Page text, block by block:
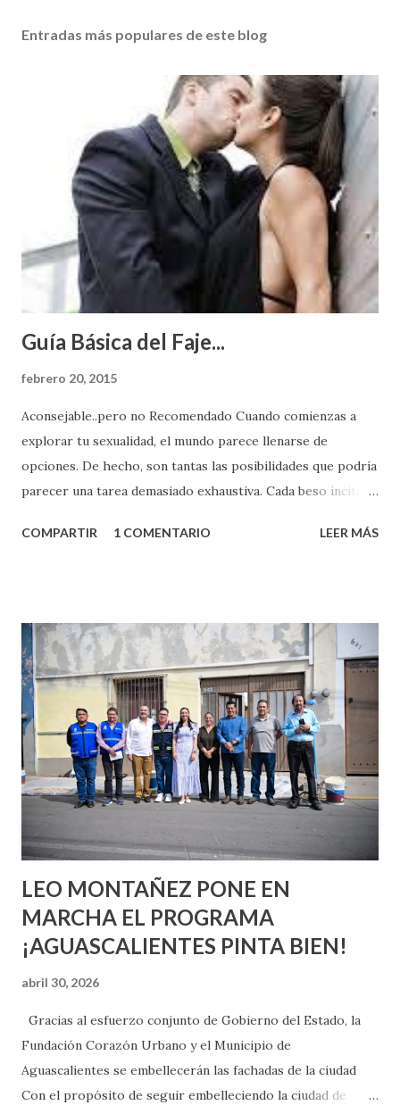
Entradas más populares de este blog
Guía Básica del Faje...
febrero 20, 2015
Aconsejable..pero no Recomendado Cuando comienzas a
explorar tu sexualidad, el mundo parece llenarse de
opciones. De hecho, son tantas las posibilidades que podría
parecer una tarea demasiado exhaustiva. Cada beso incita
partes de ti que jamás hubieras imaginado. El problema es
conoces ni la mitad de lo que deberías saber. Pero incluso
quienes ya han tenido relaciones sexuales no son expertos
o expertas en el tema. Siempre hay algo nuevo que
aprender y nuevas experiencias que conocer. Si eres una
chica y aún no has tenido relaciones sexuales, tal vez
pienses que el sexo será increíble y no puedas esperar para
experimentarlo, pero como cualquier persona con
experiencia te dirá, siempre es mejor cuando ambas partes
son suficientemen...
COMPARTIR 1 COMENTARIO LEER MÁS
LEO MONTAÑEZ PONE EN
MARCHA EL PROGRAMA
¡AGUASCALIENTES PINTA BIEN!
abril 30, 2026
Gracias al esfuerzo conjunto de Gobierno del Estado, la
Fundación Corazón Urbano y el Municipio de
Aguascalientes se embellecerán las fachadas de la ciudad
Con el propósito de seguir embelleciendo la ciudad de